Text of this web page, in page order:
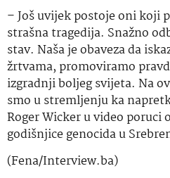
– Još uvijek postoje oni koji
strašna tragedija. Snažno
stav. Naša je obaveza da
žrtvama, promoviramo
izgradnji boljeg svijeta. Na
smo u stremljenju ka
Roger Wicker u video poruci
godišnjice genocida u
(Fena/Interview.ba)